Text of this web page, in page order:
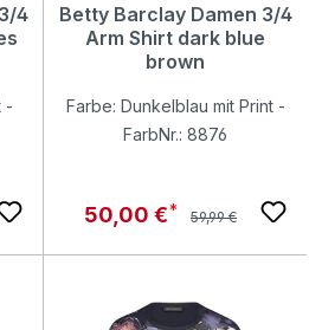
4
-
Betty Barclay Damen 3/4
Arm Shirt dark blue
brown
Farbe: Dunkelblau mit Print -
FarbNr.: 8876
Verkaufspreis:
50,00 € Regulärer Preis:
59,99 €